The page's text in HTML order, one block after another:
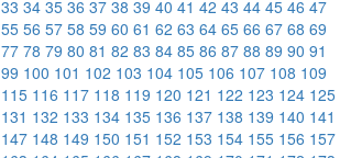
33 34 35 36 37 38 39 40 41 42 43 44 45 46 47
55 56 57 58 59 60 61 62 63 64 65 66 67 68 69
77 78 79 80 81 82 83 84 85 86 87 88 89 90 91
99 100 101 102 103 104 105 106 107 108 109
115 116 117 118 119 120 121 122 123 124 125
131 132 133 134 135 136 137 138 139 140 141
147 148 149 150 151 152 153 154 155 156 157